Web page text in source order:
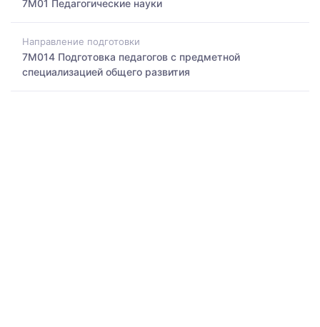
7M01 Педагогические науки
Направление подготовки
7M014 Подготовка педагогов с предметной
специализацией общего развития